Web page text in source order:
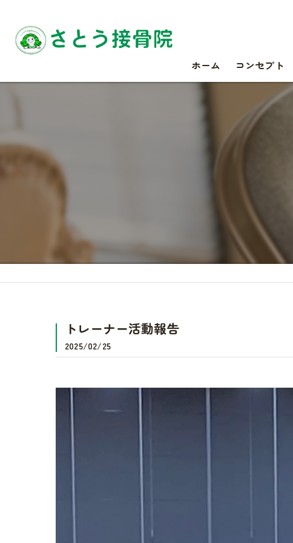
ホーム コンセプト
トレーナー活動報告
2025/02/25